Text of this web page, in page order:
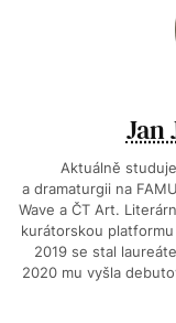
Jan
Aktuálně
a dramaturgii na
Wave a ČT Art.
kurátorskou
2019 se stal
2020 mu vyšla